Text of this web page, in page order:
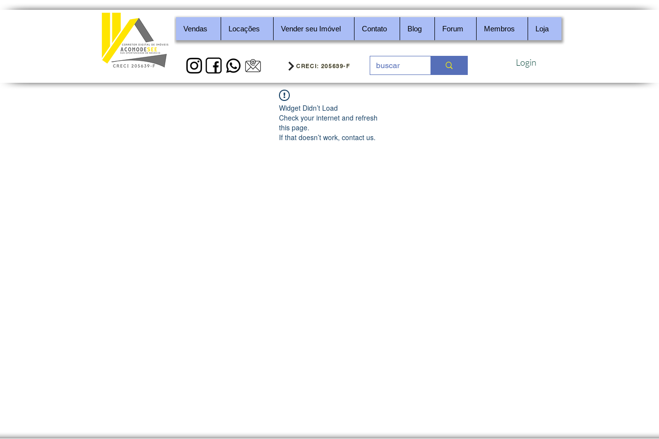
Vendas Locações Vender seu Imóvel Contato Blog Forum Membros Loja
CRECI: 205639-F Login
Widget Didn’t Load
Check your internet and refresh
this page.
If that doesn’t work, contact us.